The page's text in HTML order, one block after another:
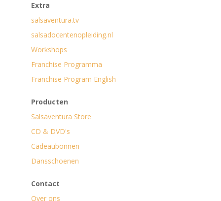
Extra
salsaventura.tv
salsadocentenopleiding.nl
Workshops
Franchise Programma
Franchise Program English
Producten
Salsaventura Store
CD & DVD's
Cadeaubonnen
Dansschoenen
Contact
Over ons